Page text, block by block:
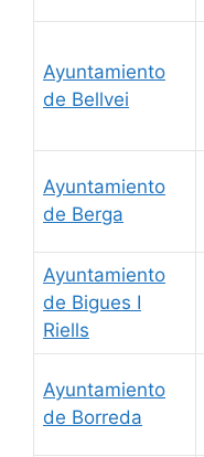
Ayuntamiento
de Bellvei
Ayuntamiento
de Berga
Ayuntamiento
de Bigues I
Riells
Ayuntamiento
de Borreda